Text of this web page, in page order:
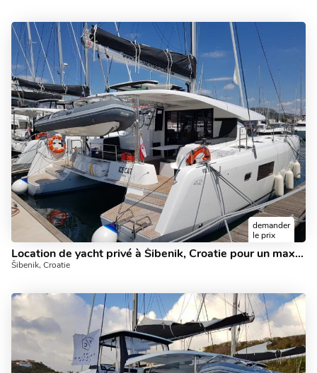
demander
le prix
Location de yacht privé à Šibenik, Croatie pour un maximum de 10 personnes.
Šibenik, Croatie